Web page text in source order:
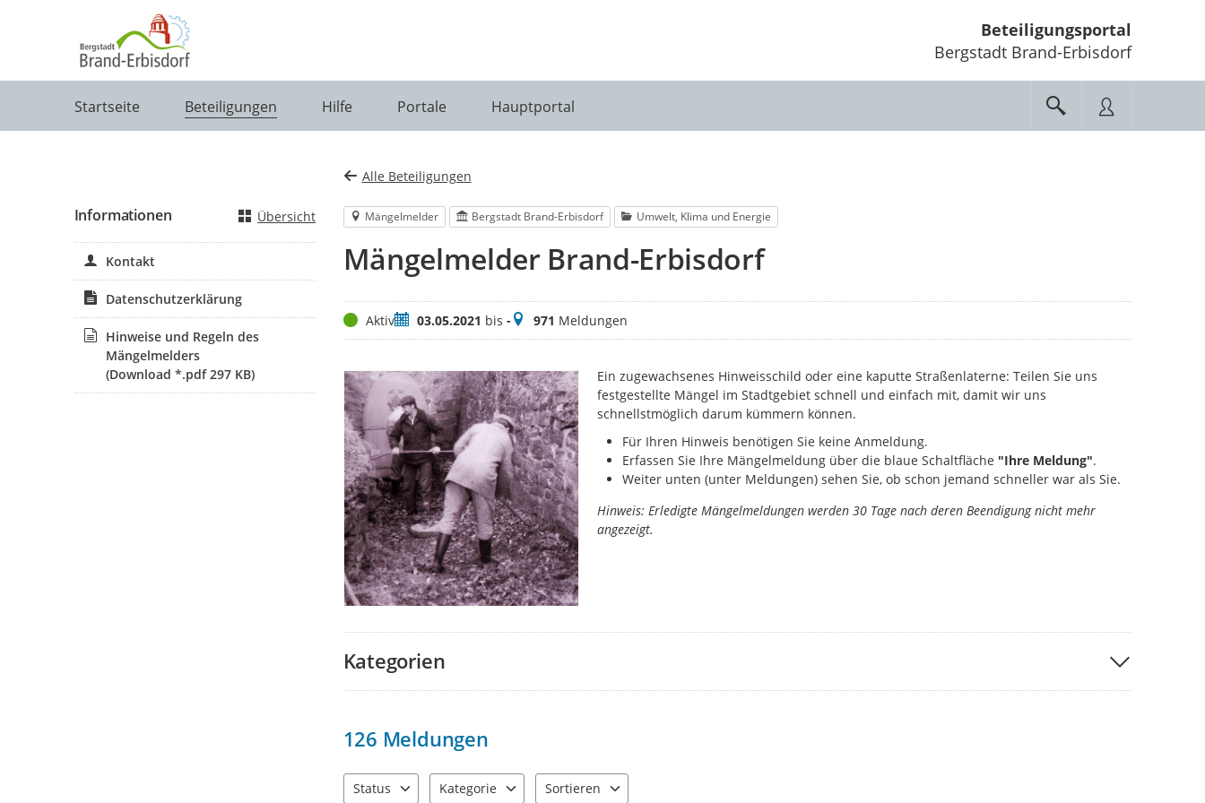
Beteiligungsportal
Bergstadt Brand-Erbisdorf
Startseite Beteiligungen Hilfe Portale Hauptportal
Alle Beteiligungen
Mängelmelder Bergstadt Brand-Erbisdorf Umwelt, Klima und Energie
Mängelmelder Brand-Erbisdorf
StatusAktivZeitraum
03.05.2021 bis -Meldungen
971 Meldungen
Ein zugewachsenes Hinweisschild oder eine kaputte Straßenlaterne: Teilen Sie uns
festgestellte Mängel im Stadtgebiet schnell und einfach mit, damit wir uns
schnellstmöglich darum kümmern können.
Für Ihren Hinweis benötigen Sie keine Anmeldung.
Erfassen Sie Ihre Mängelmeldung über die blaue Schaltfläche "Ihre Meldung".
Weiter unten (unter Meldungen) sehen Sie, ob schon jemand schneller war als Sie.
Hinweis: Erledigte Mängelmeldungen werden 30 Tage nach deren Beendigung nicht mehr
angezeigt.
Kategorien
126 Meldungen
Status
Kategorie
Sortieren
Informationen Übersicht
Kontakt
Datenschutzerklärung
Hinweise und Regeln des
Mängelmelders
(Download *.pdf 297 KB)